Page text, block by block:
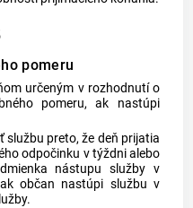
pomeru
určeným v rozhodnutí o
pomeru, ak nastúpi
službu preto, že deň prijatia
odpočinku v týždni alebo
nástupu služby v
občan nastúpi službu v